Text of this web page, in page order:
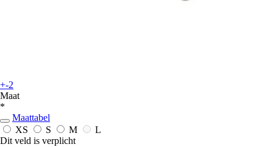
+-2
Maat
*
Maattabel
XS
S M
L
Dit veld is verplicht